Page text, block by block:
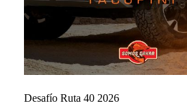
Desafío Ruta 40 2026